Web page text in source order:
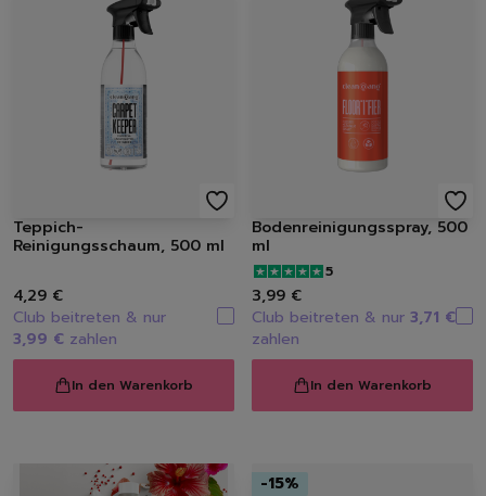
Geschirrtücher
Spülzubehör
Innenraum | Cockpit
Außen | Lack
Felgen | Reifen |
Sneakerreinigung
Schuhreinigung
Schuhbürsten
Schuhcreme
Schuhimprägnierung
Duft | Kerzen
Lufterfrischer
Raumdüfte
Hygiene
Teppich-
Reinigungsschaum, 500 ml
4,29 €
Club beitreten & nur
3,99 € zahlen
In den Warenkorb
Bodenreinigungsspray, 500
ml
5
3,99 €
Club beitreten & nur 3,71 €
zahlen
In den Warenkorb
-15%